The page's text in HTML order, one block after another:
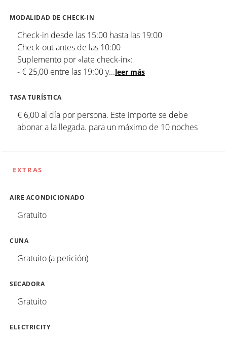
MODALIDAD DE CHECK-IN
Check-in desde las 15:00 hasta las 19:00
Check-out antes de las 10:00
Suplemento por «late check-in»:
- € 25,00 entre las 19:00 y...leer más
TASA TURÍSTICA
€ 6,00 al día por persona. Este importe se debe
abonar a la llegada. para un máximo de 10 noches
EXTRAS
AIRE ACONDICIONADO
Gratuito
CUNA
Gratuito (a petición)
SECADORA
Gratuito
ELECTRICITY